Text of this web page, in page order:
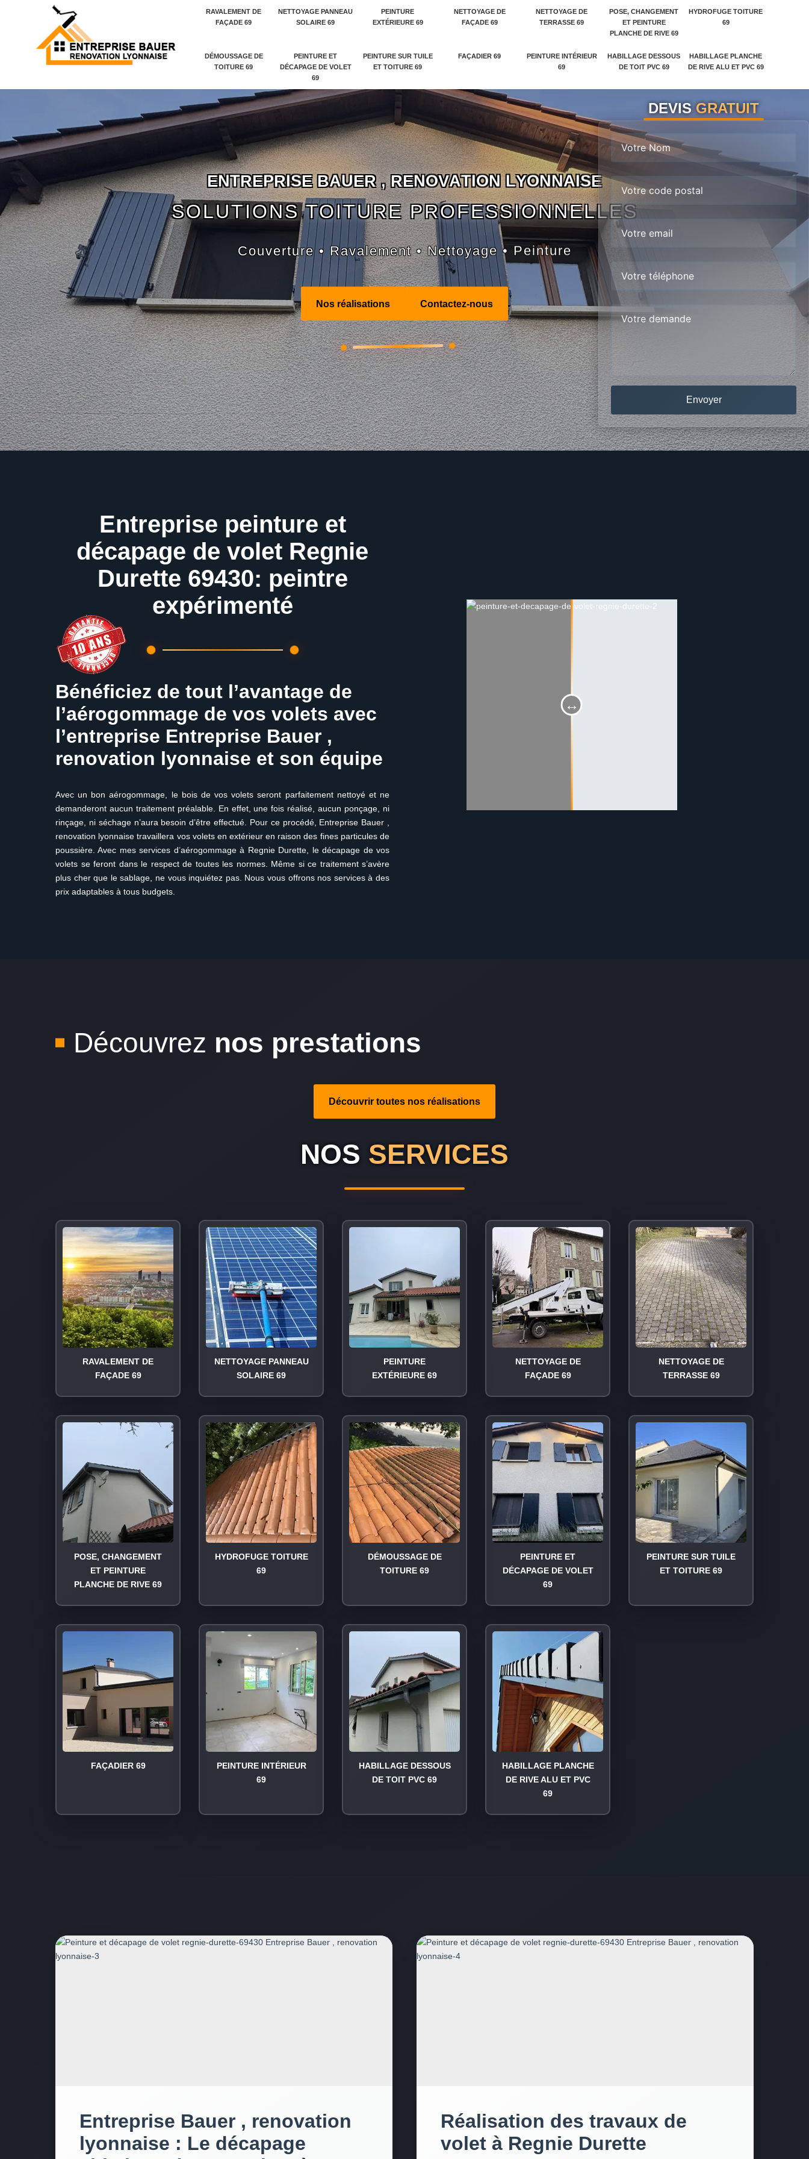
RAVALEMENT DE
FAÇADE 69
NETTOYAGE PANNEAU
SOLAIRE 69
PEINTURE
EXTÉRIEURE 69
NETTOYAGE DE
FAÇADE 69
NETTOYAGE DE
TERRASSE 69
POSE, CHANGEMENT
ET PEINTURE
PLANCHE DE RIVE 69
HYDROFUGE TOITURE
69
DÉMOUSSAGE DE
TOITURE 69
PEINTURE ET
DÉCAPAGE DE VOLET
69
PEINTURE SUR TUILE
ET TOITURE 69
FAÇADIER 69
PEINTURE INTÉRIEUR
69
HABILLAGE DESSOUS
DE TOIT PVC 69
HABILLAGE PLANCHE
DE RIVE ALU ET PVC 69
ENTREPRISE BAUER , RENOVATION LYONNAISE
SOLUTIONS TOITURE PROFESSIONNELLES
Couverture • Ravalement • Nettoyage • Peinture
Nos réalisations Contactez-nous
DEVISGRATUIT
Entreprise peinture et
décapage de volet Regnie
Durette 69430: peintre
expérimenté
Bénéficiez de tout l’avantage de
l’aérogommage de vos volets avec
l’entreprise Entreprise Bauer ,
renovation lyonnaise et son équipe
Avec un bon aérogommage, le bois de vos volets seront parfaitement nettoyé et ne
demanderont aucun traitement préalable. En effet, une fois réalisé, aucun ponçage, ni
rinçage, ni séchage n’aura besoin d’être effectué. Pour ce procédé, Entreprise Bauer ,
renovation lyonnaise travaillera vos volets en extérieur en raison des fines particules de
poussière. Avec mes services d’aérogommage à Regnie Durette, le décapage de vos
volets se feront dans le respect de toutes les normes. Même si ce traitement s’avère
plus cher que le sablage, ne vous inquiétez pas. Nous vous offrons nos services à des
prix adaptables à tous budgets.
Découvrez nos prestations
Découvrir toutes nos réalisations
NOS SERVICES
RAVALEMENT DE
FAÇADE 69
NETTOYAGE PANNEAU
SOLAIRE 69
PEINTURE
EXTÉRIEURE 69
NETTOYAGE DE
FAÇADE 69
NETTOYAGE DE
TERRASSE 69
POSE, CHANGEMENT
ET PEINTURE
PLANCHE DE RIVE 69
HYDROFUGE TOITURE
69
DÉMOUSSAGE DE
TOITURE 69
PEINTURE ET
DÉCAPAGE DE VOLET
69
PEINTURE SUR TUILE
ET TOITURE 69
FAÇADIER 69
PEINTURE INTÉRIEUR
69
HABILLAGE DESSOUS
DE TOIT PVC 69
HABILLAGE PLANCHE
DE RIVE ALU ET PVC
69
Entreprise Bauer , renovation
lyonnaise : Le décapage
Réalisation des travaux de
volet à Regnie Durette